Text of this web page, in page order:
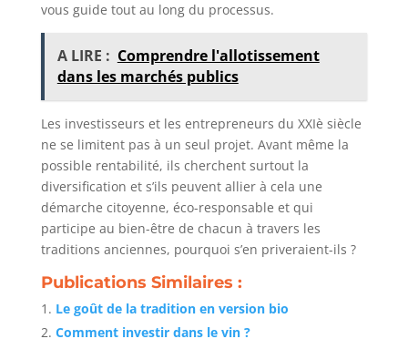
vous guide tout au long du processus.
A LIRE : Comprendre l'allotissement
dans les marchés publics
Les investisseurs et les entrepreneurs du XXIè siècle
ne se limitent pas à un seul projet. Avant même la
possible rentabilité, ils cherchent surtout la
diversification et s’ils peuvent allier à cela une
démarche citoyenne, éco-responsable et qui
participe au bien-être de chacun à travers les
traditions anciennes, pourquoi s’en priveraient-ils ?
Publications Similaires :
Le goût de la tradition en version bio
Comment investir dans le vin ?